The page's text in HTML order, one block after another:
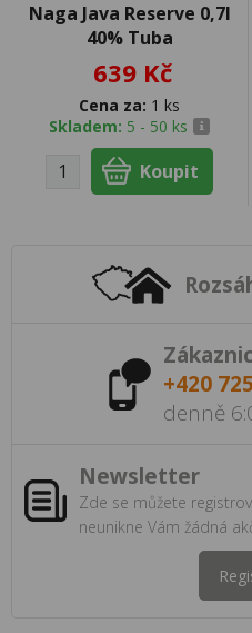
Naga Java Reserve 0,7l
40% Tuba
639 Kč
Cena za: 1 ks
Skladem: 5 - 50 ks
+420
denně
Newsletter
Zde se můžete
neunikne Vám žádná